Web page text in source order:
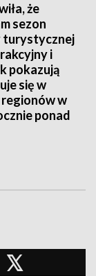
że
sezon
turystycznej
i
pokazują
się w
w
ponad